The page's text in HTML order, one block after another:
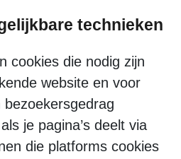
technieken
cookies die nodig zijn
website en voor
bezoekersgedrag
je pagina’s deelt via
die platforms cookies